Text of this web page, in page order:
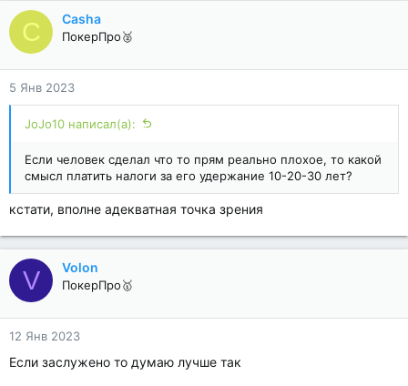
C Casha
ПокерПро🥈
5 Янв 2023
JoJo10 написал(а):
Если человек сделал что то прям реально плохое, то какой
смысл платить налоги за его удержание 10-20-30 лет?
кстати, вполне адекватная точка зрения
V Volon
ПокерПро🥇
12 Янв 2023
Если заслужено то думаю лучше так